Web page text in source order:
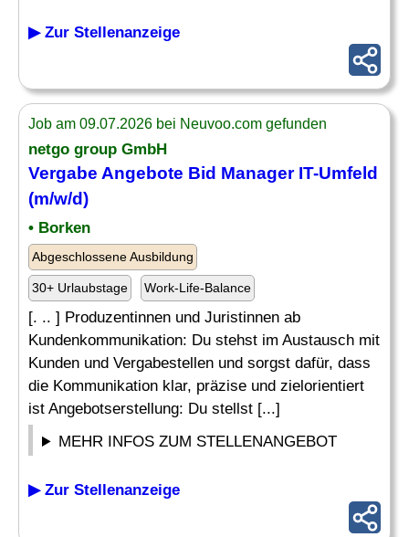
▶ Zur Stellenanzeige
Job am 09.07.2026 bei Neuvoo.com gefunden
netgo group GmbH
Vergabe Angebote Bid Manager IT-Umfeld
(m/w/d)
• Borken
Abgeschlossene Ausbildung
30+ Urlaubstage Work-Life-Balance
[. .. ] Produzentinnen und Juristinnen ab
Kundenkommunikation: Du stehst im Austausch mit
Kunden und Vergabestellen und sorgst dafür, dass
die Kommunikation klar, präzise und zielorientiert
ist Angebotserstellung: Du stellst [...]
MEHR INFOS ZUM STELLENANGEBOT
▶ Zur Stellenanzeige